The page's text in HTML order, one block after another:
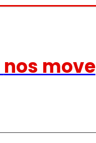
nos move